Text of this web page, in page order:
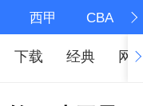
西甲 CBA
下载 经典 网